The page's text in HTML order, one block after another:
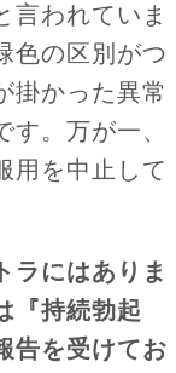
言われていま
色の区別がつ
掛かった異常
。万が一、
用を中止して
ラにはありま
『持続勃起
告を受けてお